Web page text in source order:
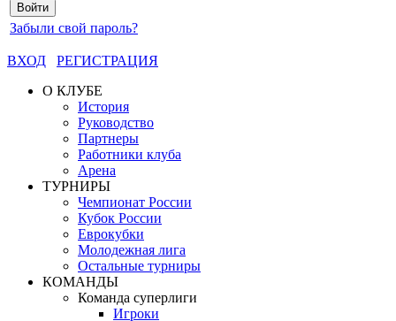
Забыли свой пароль?
ВХОД
РЕГИСТРАЦИЯ
О КЛУБЕ
История
Руководство
Партнеры
Работники клуба
Арена
ТУРНИРЫ
Чемпионат России
Кубок России
Еврокубки
Молодежная лига
Остальные турниры
КОМАНДЫ
Команда суперлиги
Игроки